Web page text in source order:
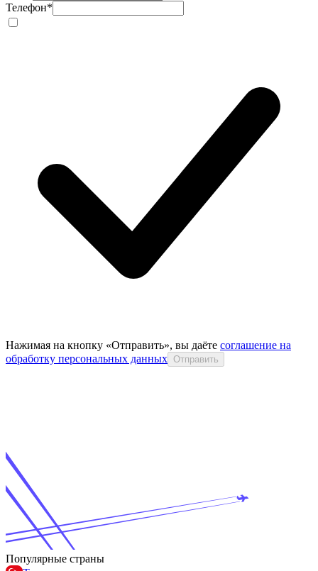
Телефон*
Нажимая на кнопку «Отправить», вы даёте соглашение на
обработку персональных данных Отправить
Популярные страны